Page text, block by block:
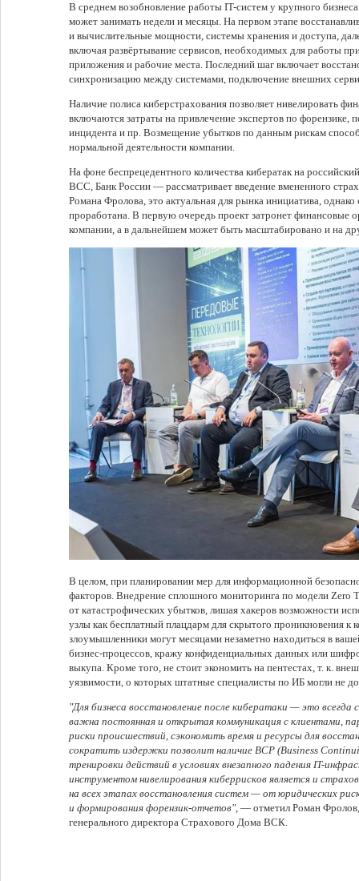
В среднем возобновление работы IT-систем у крупного
может занимать недели и месяцы. На первом этапе
и вычислительные мощности, системы хранения и доступа,
включая развёртывание сервисов, необходимых для работы
приложения и рабочие места. Последний шаг включает
синхронизацию между системами, подключение внешних
Наличие полиса киберстрахования позволяет нивелировать
включаются затраты на привлечение экспертов по форензике,
инцидента и пр. Возмещение убытков по данным рискам
нормальной деятельности компании.
На фоне беспрецедентного количества кибератак на
ВСС, Банк России — рассматривает введение вмененного
Романа Фролова, это актуальная для рынка инициатива,
проработана. В первую очередь проект затронет финансовые
компании, а в дальнейшем может быть масштабировано и на
В целом, при планировании мер для информационной
факторов. Внедрение сплошного мониторинга по модели Zero
от катастрофических убытков, лишая хакеров возможности
узлы как бесплатный плацдарм для скрытого проникновения к
злоумышленники могут месяцами незаметно находиться в
бизнес-процессов, кражу конфиденциальных данных или
выкупа. Кроме того, не стоит экономить на пентестах, т. к.
уязвимости, о которых штатные специалисты по ИБ могли не
"Для бизнеса восстановление после кибератаки — это
важна постоянная и открытая коммуникация с клиентами,
риски происшествий, сэкономить время и ресурсы для
сократить издержки позволит наличие BCP (Business
тренировки действий в условиях внезапного падения IT-
инструментом нивелирования киберрисков является и
на всех этапах восстановления систем — от юридических
и формирования форензик-отчетов", — отметил Роман Фролов,
генерального директора Страхового Дома ВСК.